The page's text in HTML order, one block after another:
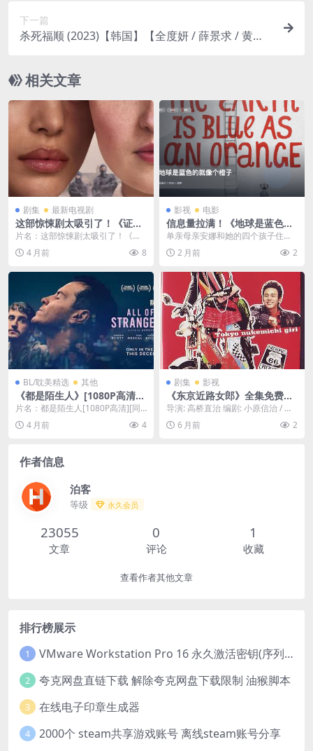
下一篇
杀死福顺 (2023)【韩国】【全度妍 / 薛景求 / 黄政
相关文章
剧集 最新电视剧
这部惊悚剧太吸引了！《证
言》2026美国剧情惊悚全集
夸克网盘限时分享
片名：这部惊悚剧太吸引了！《证
言》2026美国剧情惊悚全集 夸克网
盘限时分享 分...
4 月前 8
影视 电影
信息量拉满！《地球是蓝色的
就像个橙子》 2020 未删减 限
时转存
单亲母亲安娜和她的四个孩子住在
乌克兰顿巴斯战区前线。当外面的
世界充满了爆炸和混乱...
2 月前 2
BL/耽美精选 其他
《都是陌生人》[1080P高清]
同性 奇幻 欧美腐剧 -【夸克网
盘】
片名：都是陌生人[1080P高清][同
性 奇幻] 分类：电影 详情介绍 网盘
俱乐...4 月前 4
剧集 影视
《东京近路女郎》全集免费下
载-2002-热门资源直达 – 剧
情/伦理 – [JP][百度网盘]
导演: 高桥直治 编剧: 小原信治 / 藤
田一朗 资源下载：东京近路女郎下
载阿里...
6 月前 2
作者信息
泊客
等级 永久会员
23055
文章
0
评论
1
收藏
查看作者其他文章
排行榜展示
1 VMware Workstation Pro 16 永久激活密钥(序列号)
2 夸克网盘直链下载 解除夸克网盘下载限制 油猴脚本
3 在线电子印章生成器
4 2000个 steam共享游戏账号 离线steam账号分享